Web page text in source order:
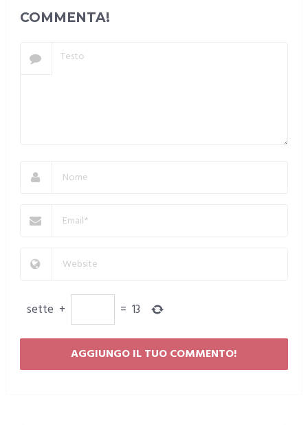
COMMENTA!
sette + = 13